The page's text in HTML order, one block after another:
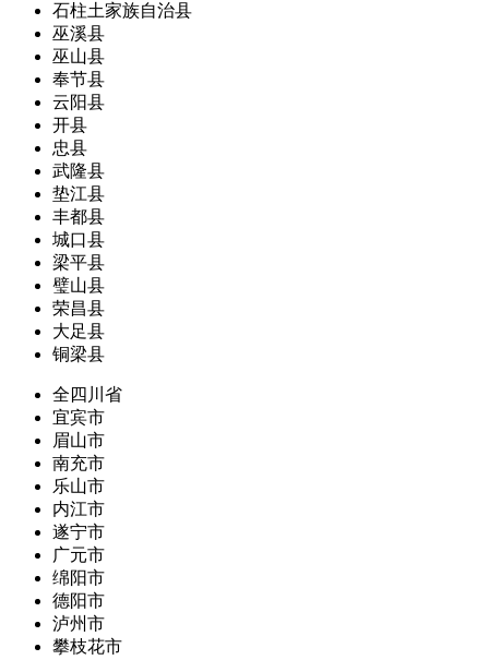
石柱土家族自治县
巫溪县
巫山县
奉节县
云阳县
开县
忠县
武隆县
垫江县
丰都县
城口县
梁平县
璧山县
荣昌县
大足县
铜梁县
全四川省
宜宾市
眉山市
南充市
乐山市
内江市
遂宁市
广元市
绵阳市
德阳市
泸州市
攀枝花市